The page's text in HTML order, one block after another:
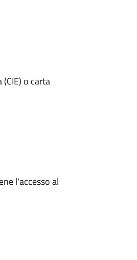
o carta
l'accesso al